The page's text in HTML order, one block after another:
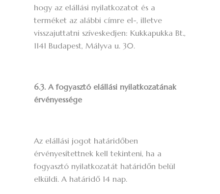
hogy az elállási nyilatkozatot és a
terméket az alábbi címre el-, illetve
visszajuttatni szíveskedjen: Kukkapukka Bt.,
1141 Budapest, Mályva u. 30.
6.3. A fogyasztó elállási nyilatkozatának
érvényessége
Az elállási jogot határidőben
érvényesítettnek kell tekinteni, ha a
fogyasztó nyilatkozatát határidőn belül
elküldi. A határidő 14 nap.